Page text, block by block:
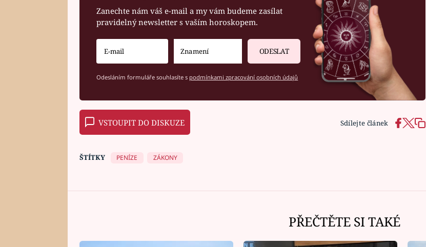
Zanechte nám váš e-mail a my vám budeme zasílat
pravidelný newsletter s vaším horoskopem.
ODESLAT
Odesláním formuláře souhlasíte s podmínkami zpracování osobních údajů
VSTOUPIT DO DISKUZE Sdílejte článek
ŠTÍTKY PENÍZE ZÁKONY
PŘEČTĚTE SI TAKÉ